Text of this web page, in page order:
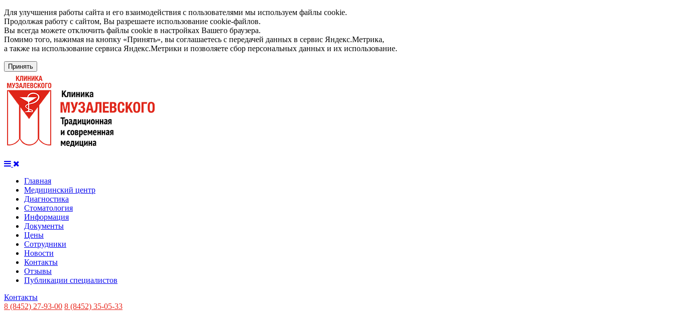
Для улучшения работы сайта и его взаимодействия с пользователями мы используем файлы cookie.
Продолжая работу с сайтом, Вы разрешаете использование cookie-файлов.
Вы всегда можете отключить файлы cookie в настройках Вашего браузера.
Помимо того, нажимая на кнопку «Принять», вы соглашаетесь с передачей данных в сервис Яндекс.Метрика,
а также на использование сервиса Яндекс.Метрики и позволяете сбор персональных данных и их использование.
Принять
Главная
Медицинский центр
Диагностика
Стоматология
Информация
Документы
Цены
Сотрудники
Новости
Контакты
Отзывы
Публикации специалистов
Контакты
8 (8452) 27-93-00 8 (8452) 35-05-33